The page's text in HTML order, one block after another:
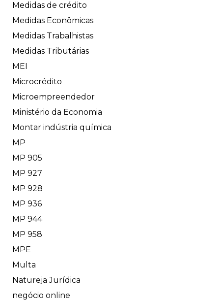
Medidas de crédito
Medidas Econômicas
Medidas Trabalhistas
Medidas Tributárias
MEI
Microcrédito
Microempreendedor
Ministério da Economia
Montar indústria química
MP
MP 905
MP 927
MP 928
MP 936
MP 944
MP 958
MPE
Multa
Natureja Jurídica
negócio online